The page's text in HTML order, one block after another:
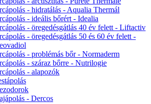
- hidratálás - Aqualia Thermál
- ideális bőrért - Idealia
- öregedésgátlás 40 év felett - Liftactiv
- öregedésgátlás 50 és 60 év felett -
- problémás bőr - Normaderm
- száraz bőrre - Nutrilogie
- alapozók
- Dercos